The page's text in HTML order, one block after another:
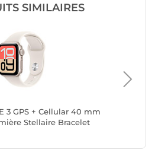
SIMILAIRES
3 GPS + Cellular 40 mm
Stellaire Bracelet